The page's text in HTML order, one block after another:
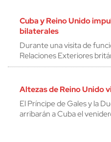
Cuba y Reino Unido
bilaterales
Durante una visita de
Relaciones Exteriores
Altezas de Reino Unido
El Príncipe de Gales y la
arribarán a Cuba el